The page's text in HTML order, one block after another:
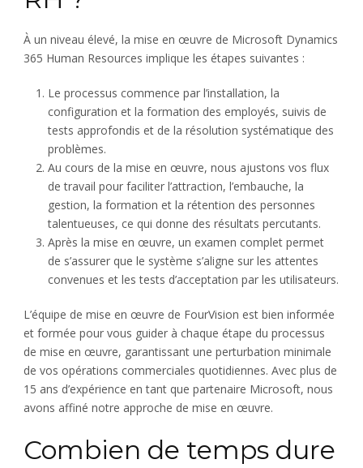
À un niveau élevé, la mise en œuvre de Microsoft Dynamics
365 Human Resources implique les étapes suivantes :
Le processus commence par l’installation, la
configuration et la formation des employés, suivis de
tests approfondis et de la résolution systématique des
problèmes.
Au cours de la mise en œuvre, nous ajustons vos flux
de travail pour faciliter l’attraction, l’embauche, la
gestion, la formation et la rétention des personnes
talentueuses, ce qui donne des résultats percutants.
Après la mise en œuvre, un examen complet permet
de s’assurer que le système s’aligne sur les attentes
convenues et les tests d’acceptation par les utilisateurs.
L’équipe de mise en œuvre de FourVision est bien informée
et formée pour vous guider à chaque étape du processus
de mise en œuvre, garantissant une perturbation minimale
de vos opérations commerciales quotidiennes. Avec plus de
15 ans d’expérience en tant que partenaire Microsoft, nous
avons affiné notre approche de mise en œuvre.
Combien de temps dure